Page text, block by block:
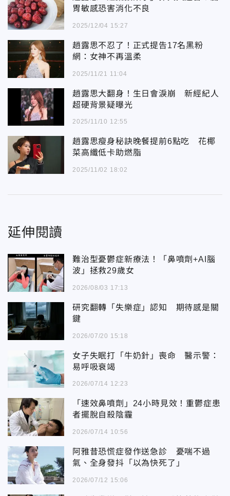
胃敏感恐害消化不良
2025/12/04 15:27
趙露思不忍了！正式提告17名黑粉
網：女神不再溫柔
2025/11/21 11:04
趙露思大翻身！生日會淚崩 新經紀人
超硬背景疑曝光
2025/11/10 12:55
趙露思瘦身秘訣晚餐提前6點吃 花椰
菜高纖低卡助燃脂
2025/11/02 18:02
延伸閱讀
難治型憂鬱症新療法！「鼻噴劑+AI腦
波」拯救29歲女
2026/08/03 17:13
研究翻轉「失樂症」認知 期待感是關
鍵
2026/07/20 15:18
女子失眠打「牛奶針」喪命 醫示警：
易呼吸衰竭
2026/07/14 12:23
「速效鼻噴劑」24小時見效！重鬱症患
者擺脫自殺陰霾
2026/07/14 10:56
阿雅昔恐慌症發作送急診 憂喘不過
氣、全身發抖「以為快死了」
2026/07/12 15:06